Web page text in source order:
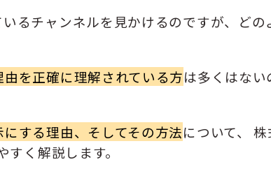
るチャンネルを見かけるのですが、どの
を正確に理解されている方は多くはない
する理由、そしてその方法について、
く解説します。